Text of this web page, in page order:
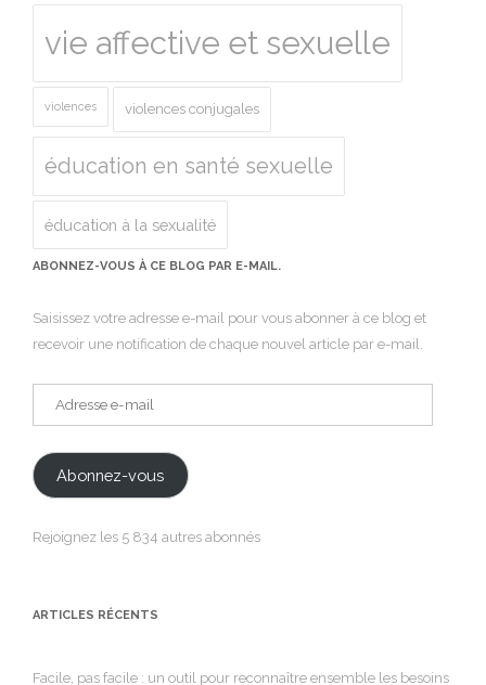
vie affective et sexuelle
violences violences conjugales
éducation en santé sexuelle
éducation à la sexualité
ABONNEZ-VOUS À CE BLOG PAR E-MAIL.
Saisissez votre adresse e-mail pour vous abonner à ce blog et
recevoir une notification de chaque nouvel article par e-mail.
Adresse
e-
Abonnez-vous
Rejoignez les 5 834 autres abonnés
ARTICLES RÉCENTS
Facile, pas facile : un outil pour reconnaître ensemble les besoins